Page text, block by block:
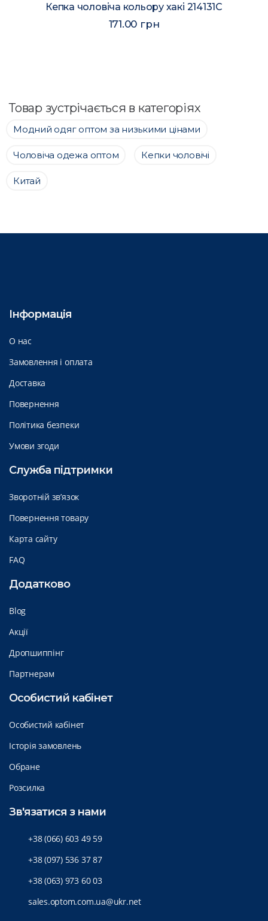
Кепка чоловіча кольору хакі 214131C
171.00 грн
Товар зустрічається в категоріях
Модний одяг оптом за низькими цінами
Чоловіча одежа оптом Кепки чоловічі
Китай
Інформація
О нас
Замовлення і оплата
Доставка
Повернення
Політика безпеки
Умови згоди
Служба підтримки
Зворотній зв’язок
Повернення товару
Карта сайту
FAQ
Додатково
Blog
Акції
Дропшиппінг
Партнерам
Особистий кабінет
Особистий кабінет
Історія замовлень
Обране
Розсилка
Зв'язатися з нами
+38 (066) 603 49 59
+38 (097) 536 37 87
+38 (063) 973 60 03
sales.optom.com.ua@ukr.net